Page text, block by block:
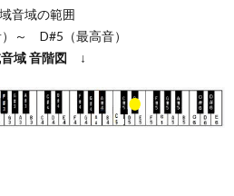
音域の範囲
～ D#5（最高音）
域音階図 ↓